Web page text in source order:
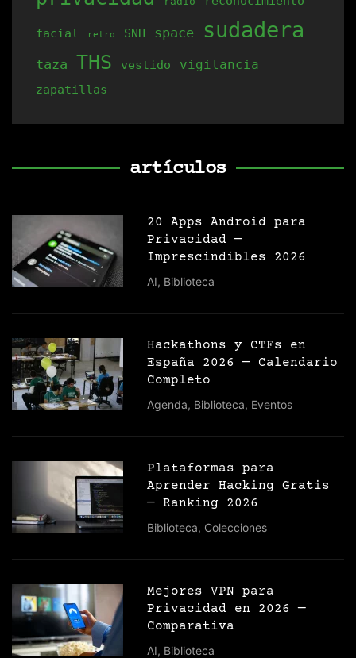
facial retro SNH space sudadera
taza THS vestido vigilancia
zapatillas
artículos
20 Apps Android para
Privacidad —
Imprescindibles 2026
AI, Biblioteca
Hackathons y CTFs en
España 2026 — Calendario
Completo
Agenda, Biblioteca, Eventos
Plataformas para
Aprender Hacking Gratis
— Ranking 2026
Biblioteca, Colecciones
Mejores VPN para
Privacidad en 2026 —
Comparativa
AI, Biblioteca